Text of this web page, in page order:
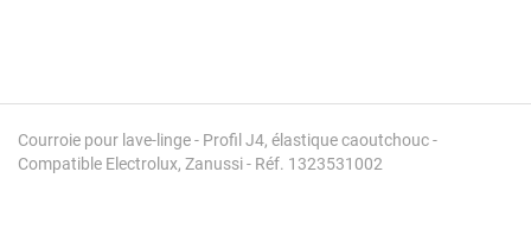
Courroie pour lave-linge - Profil J4, élastique caoutchouc -
Compatible Electrolux, Zanussi - Réf. 1323531002